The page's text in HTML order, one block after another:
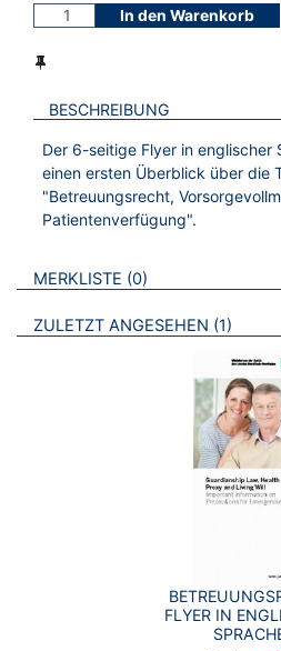
In den Warenkorb
BESCHREIBUNG
Der 6-seitige Flyer in englischer
einen ersten Überblick über die
"Betreuungsrecht,
Patientenverfügung".
VERWEISE AUF VERMERKTE-
MERKLISTE 0 BROSCHÜREN
ZULETZT ANGESEHEN 1
FLYER IN